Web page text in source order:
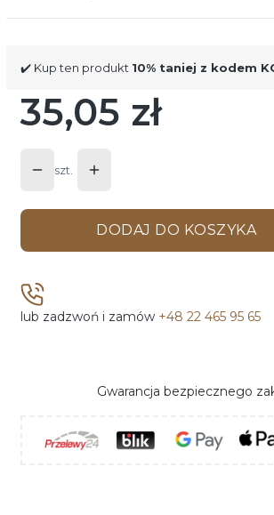
✔️ Kup ten produkt 10% taniej z kodem
Cena
35,05 zł
szt.
DODAJ DO KOSZYKA
lub zadzwoń i zamów +48 22 465 95 65
Gwarancja bezpiecznego